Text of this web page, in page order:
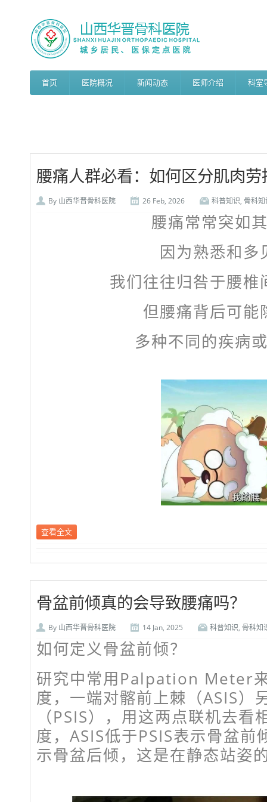
首页 医院概况 新闻动态 医师介绍 科室
腰痛人群必看：如何区分肌肉
By 山西华晋骨科医院 26 Feb, 2026 科普知识, 骨科知
腰痛常常突如
因为熟悉和多
我们往往归咎于腰椎
但腰痛背后可能
多种不同的疾病
查看全文
骨盆前倾真的会导致腰痛吗？
By 山西华晋骨科医院 14 Jan, 2025 科普知识, 骨科知
如何定义骨盆前倾？
研究中常用Palpation Meter
度，一端对髂前上棘（ASIS）
（PSIS），用这两点联机去
度，ASIS低于PSIS表示骨盆前
示骨盆后倾，这是在静态站姿